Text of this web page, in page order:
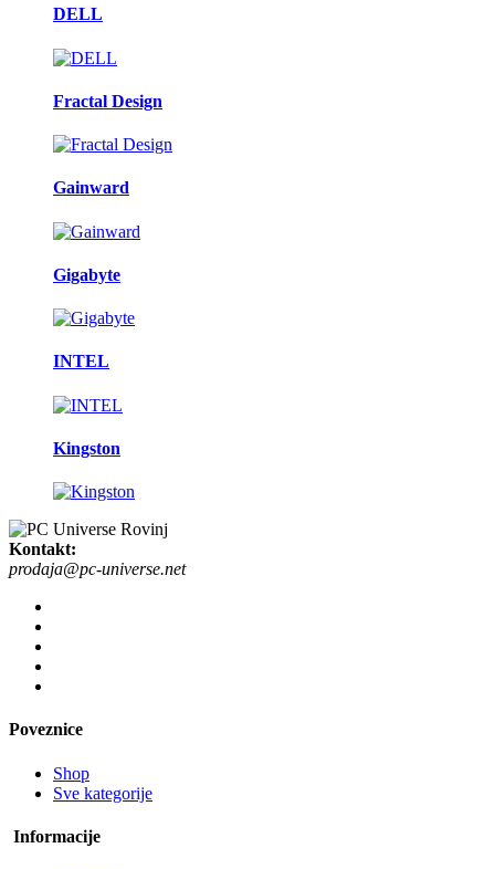
DELL
Fractal Design
Gainward
Gigabyte
INTEL
Kingston
Kontakt:
prodaja@pc-universe.net
Poveznice
Shop
Sve kategorije
Informacije